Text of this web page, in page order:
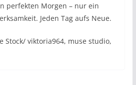
perfekten Morgen – nur ein
Jeden Tag aufs Neue.
Stock/ viktoria964, muse studio,